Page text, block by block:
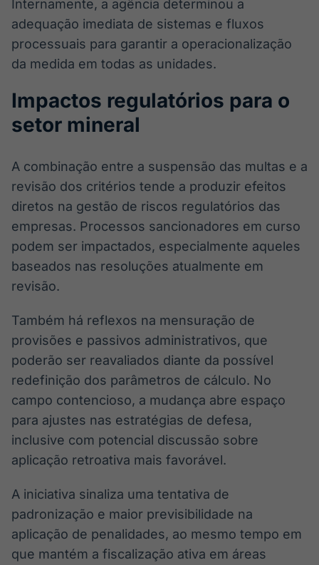
Internamente, a agência determinou a
adequação imediata de sistemas e fluxos
processuais para garantir a operacionalização
da medida em todas as unidades.
Impactos regulatórios para o
setor mineral
A combinação entre a suspensão das multas e a
revisão dos critérios tende a produzir efeitos
diretos na gestão de riscos regulatórios das
empresas. Processos sancionadores em curso
podem ser impactados, especialmente aqueles
baseados nas resoluções atualmente em
revisão.
Também há reflexos na mensuração de
provisões e passivos administrativos, que
poderão ser reavaliados diante da possível
redefinição dos parâmetros de cálculo. No
campo contencioso, a mudança abre espaço
para ajustes nas estratégias de defesa,
inclusive com potencial discussão sobre
aplicação retroativa mais favorável.
A iniciativa sinaliza uma tentativa de
padronização e maior previsibilidade na
aplicação de penalidades, ao mesmo tempo em
que mantém a fiscalização ativa em áreas